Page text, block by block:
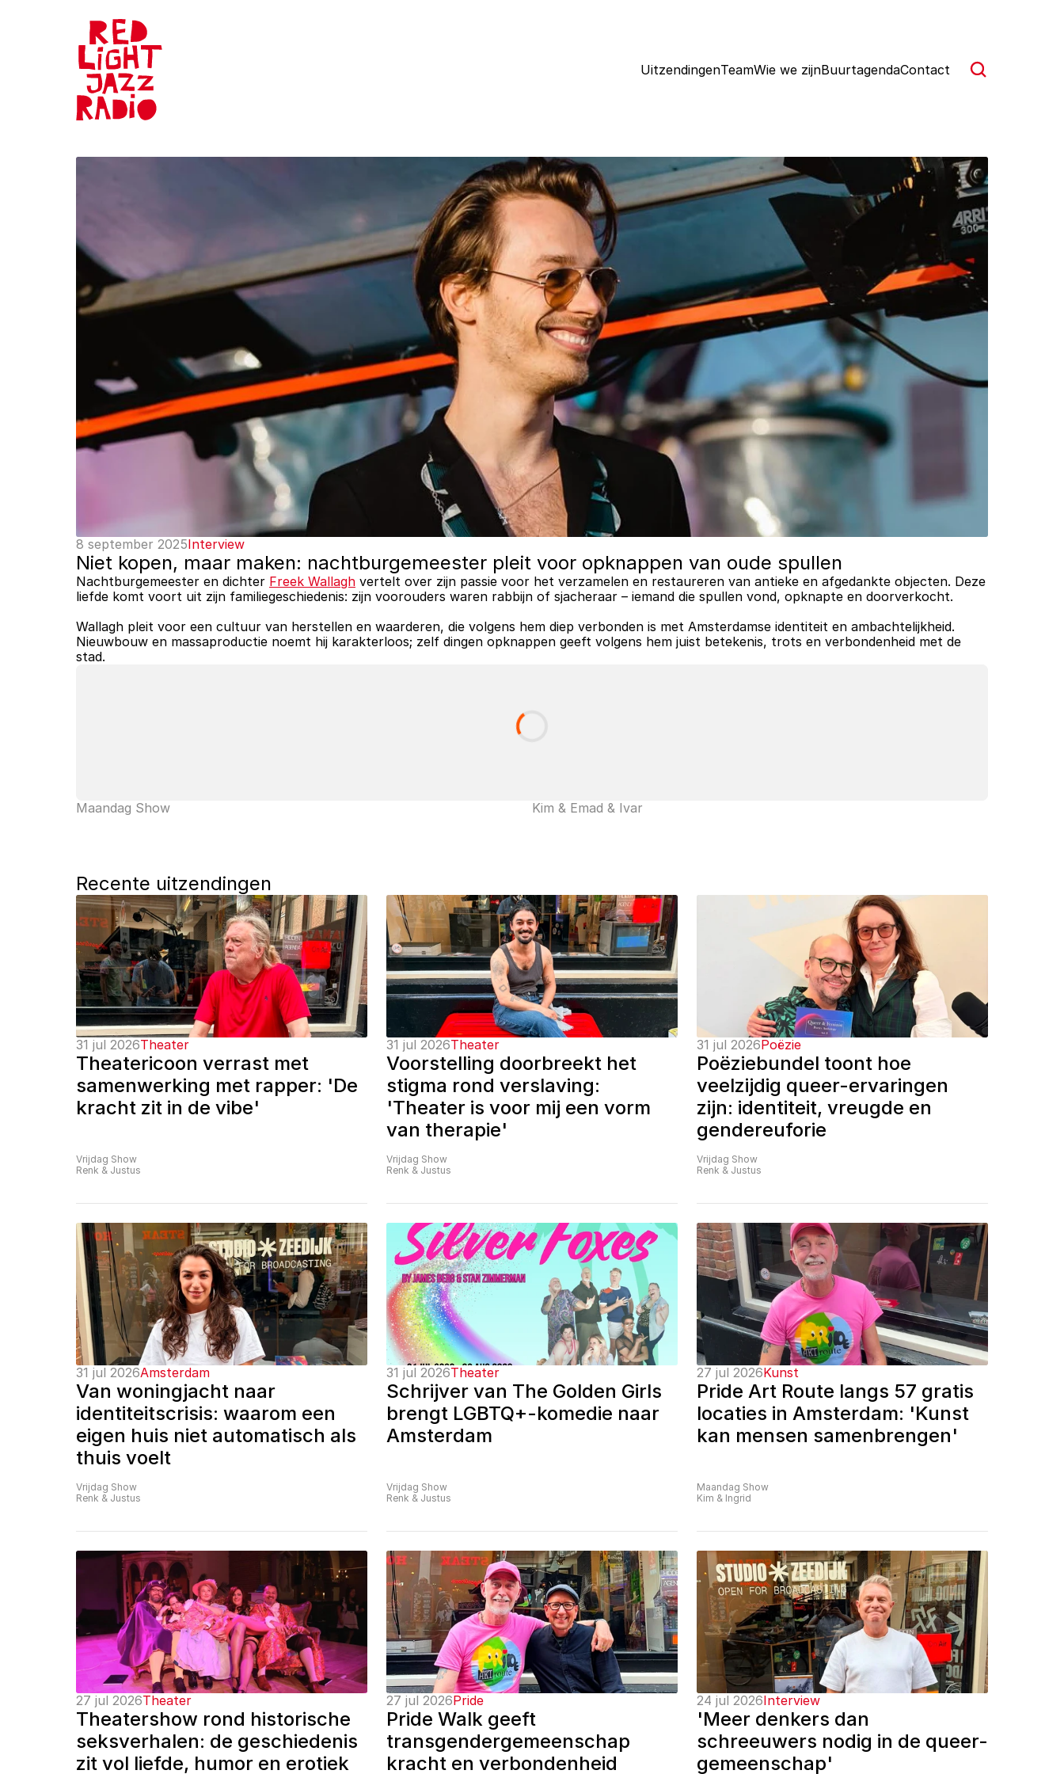
UitzendingenTeamWie we zijnBuurtagendaContact
8 september 2025Interview
Niet kopen, maar maken: nachtburgemeester pleit voor opknappen van oude spullen
Nachtburgemeester en dichter Freek Wallagh vertelt over zijn passie voor het verzamelen en restaureren van antieke en afgedankte objecten. Deze
liefde komt voort uit zijn familiegeschiedenis: zijn voorouders waren rabbijn of sjacheraar – iemand die spullen vond, opknapte en doorverkocht.
Wallagh pleit voor een cultuur van herstellen en waarderen, die volgens hem diep verbonden is met Amsterdamse identiteit en ambachtelijkheid.
Nieuwbouw en massaproductie noemt hij karakterloos; zelf dingen opknappen geeft volgens hem juist betekenis, trots en verbondenheid met de
stad.
Maandag Show Kim & Emad & Ivar
Recente uitzendingen
31 jul 2026Theater
Theatericoon verrast met
samenwerking met rapper: 'De
kracht zit in de vibe'
Vrijdag Show
Renk & Justus
31 jul 2026Theater
Voorstelling doorbreekt het
stigma rond verslaving:
'Theater is voor mij een vorm
van therapie'
Vrijdag Show
Renk & Justus
31 jul 2026Poëzie
Poëziebundel toont hoe
veelzijdig queer-ervaringen
zijn: identiteit, vreugde en
gendereuforie
Vrijdag Show
Renk & Justus
31 jul 2026Amsterdam
Van woningjacht naar
identiteitscrisis: waarom een
eigen huis niet automatisch als
thuis voelt
Vrijdag Show
Renk & Justus
31 jul 2026Theater
Schrijver van The Golden Girls
brengt LGBTQ+-komedie naar
Amsterdam
Vrijdag Show
Renk & Justus
27 jul 2026Kunst
Pride Art Route langs 57 gratis
locaties in Amsterdam: 'Kunst
kan mensen samenbrengen'
Maandag Show
Kim & Ingrid
27 jul 2026Theater
Theatershow rond historische
seksverhalen: de geschiedenis
zit vol liefde, humor en erotiek
27 jul 2026Pride
Pride Walk geeft
transgendergemeenschap
kracht en verbondenheid
24 jul 2026Interview
'Meer denkers dan
schreeuwers nodig in de queer-
gemeenschap'